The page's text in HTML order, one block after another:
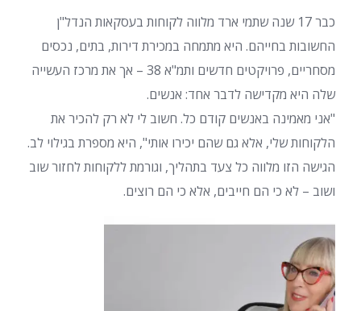
כבר 17 שנה שתמי ארד מלווה לקוחות בעסקאות הנדל"ן
החשובות בחייהם. היא מתמחה במכירת דירות, בתים, נכסים
מסחריים, פרויקטים חדשים ותמ"א 38 – אך את מרכז העשייה
שלה היא מקדישה לדבר אחד: אנשים.
"אני מאמינה באנשים קודם כל. חשוב לי לא רק להכיר את
הלקוחות שלי, אלא גם שהם יכירו אותי", היא מספרת בגילוי לב.
הגישה הזו מלווה כל צעד בתהליך, וגורמת ללקוחות לחזור שוב
ושוב – לא כי הם חייבים, אלא כי הם רוצים.